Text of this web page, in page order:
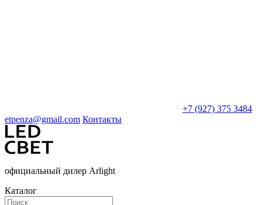
+7 (927) 375 3484
etpenza@gmail.com Контакты
официальный дилер Arlight
Каталог